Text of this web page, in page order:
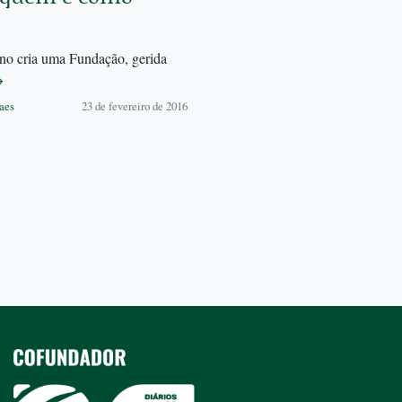
cria uma Fundação, gerida
23 de fevereiro de 2016